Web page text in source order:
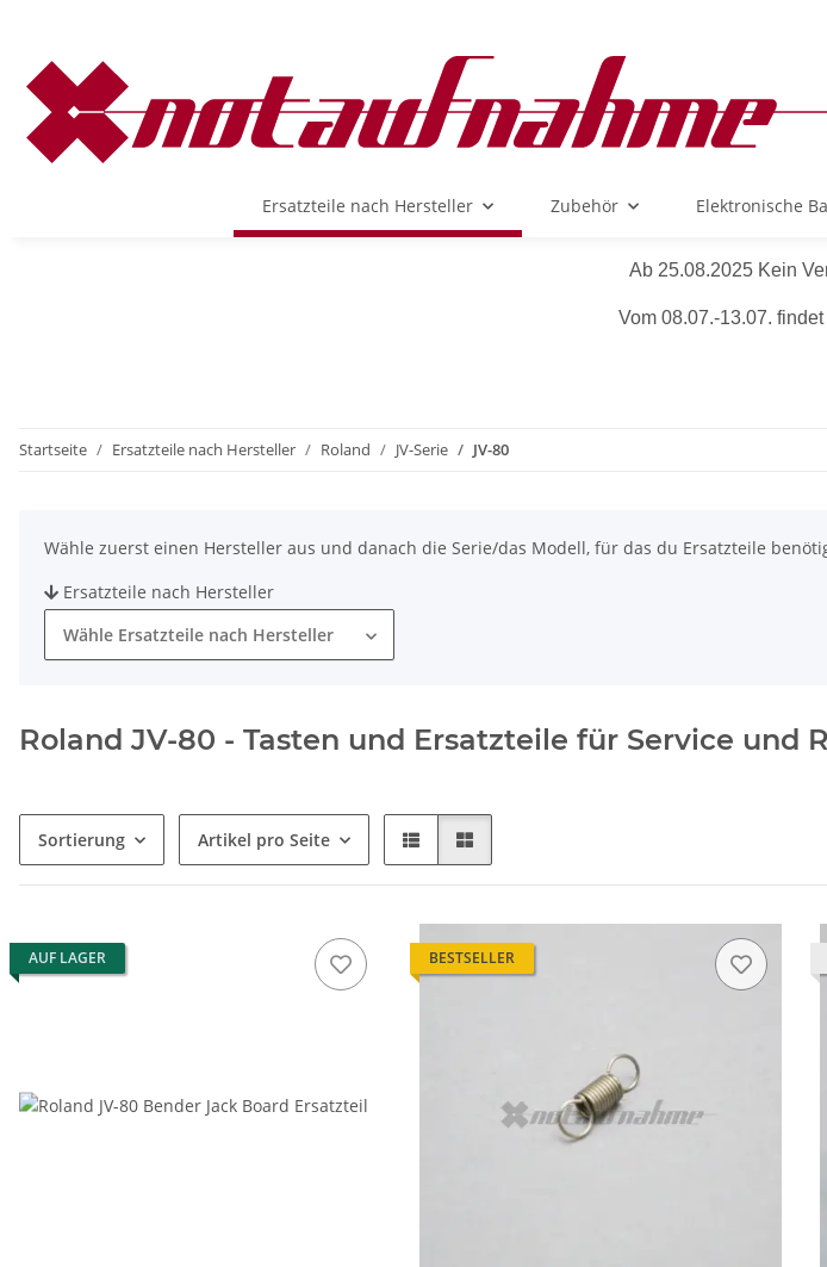
Ersatzteile nach Hersteller Zubehör Elektronische
Ab 25.08.2025 Kein
Vom 08.07.-13.07.
Startseite Ersatzteile nach Hersteller Roland JV-Serie JV-80
Wähle zuerst einen Hersteller aus und danach die Serie/das Modell, für das du Ersatzteile
Ersatzteile nach Hersteller
Wähle Ersatzteile nach Hersteller
Roland JV-80 - Tasten und Ersatzteile für Service und
Sortierung Artikel pro Seite
AUF LAGER BESTSELLER